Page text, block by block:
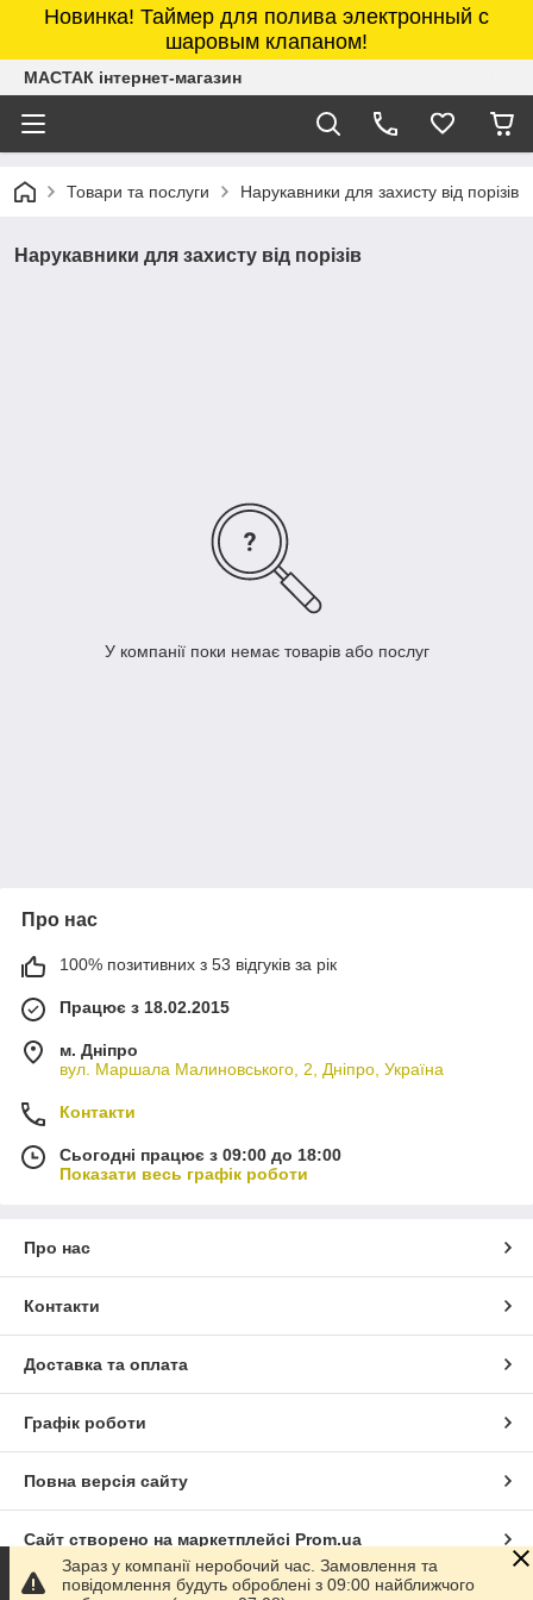
Новинка! Таймер для полива электронный с
шаровым клапаном!
МАСТАК інтернет-магазин
Товари та послуги Нарукавники для захисту від порізів
Нарукавники для захисту від порізів
У компанії поки немає товарів або послуг
Про нас
100% позитивних з 53 відгуків за рік
Працює з 18.02.2015
м. Дніпро
вул. Маршала Малиновського, 2, Дніпро, Україна
Контакти
Сьогодні працює з 09:00 до 18:00
Показати весь графік роботи
Про нас
Контакти
Доставка та оплата
Графік роботи
Повна версія сайту
Сайт створено на маркетплейсі Prom.ua
Зараз у компанії неробочий час. Замовлення та
повідомлення будуть оброблені з 09:00 найближчого